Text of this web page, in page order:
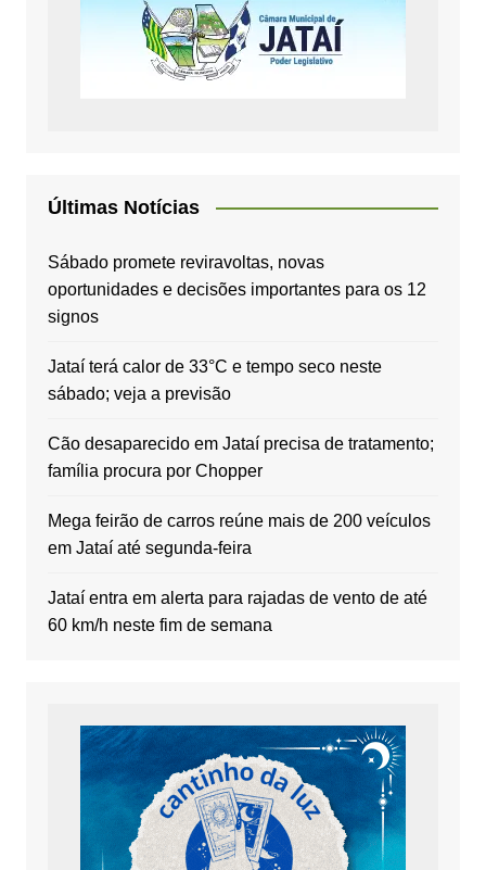
Últimas Notícias
Sábado promete reviravoltas, novas
oportunidades e decisões importantes para os 12
signos
Jataí terá calor de 33°C e tempo seco neste
sábado; veja a previsão
Cão desaparecido em Jataí precisa de tratamento;
família procura por Chopper
Mega feirão de carros reúne mais de 200 veículos
em Jataí até segunda-feira
Jataí entra em alerta para rajadas de vento de até
60 km/h neste fim de semana